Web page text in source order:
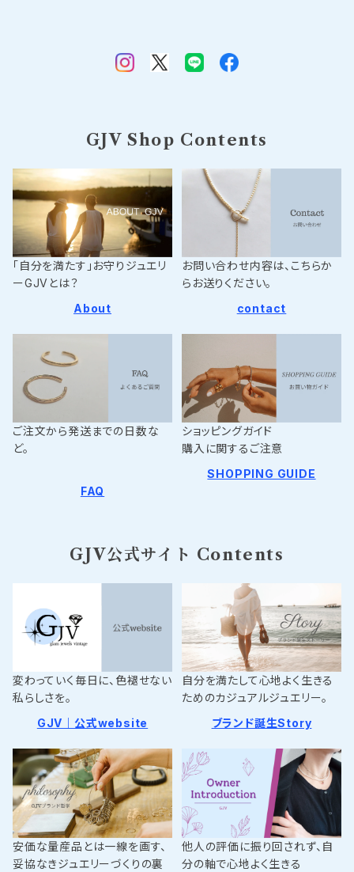
GJV Shop Contents
「自分を満たす」お守りジュエリ
ーGJVとは？
About
お問い合わせ内容は、こちらか
らお送りください。
contact
ご注文から発送までの日数な
ど。
FAQ
ショッピングガイド
購入に関するご注意
SHOPPING GUIDE
GJV公式サイト Contents
変わっていく毎日に、色褪せない
私らしさを。
GJV｜公式website
自分を満たして心地よく生きる
ためのカジュアルジュエリー。
ブランド誕生Story
安価な量産品とは一線を画す、
妥協なきジュエリーづくりの裏
他人の評価に振り回されず、自
分の軸で心地よく生きる